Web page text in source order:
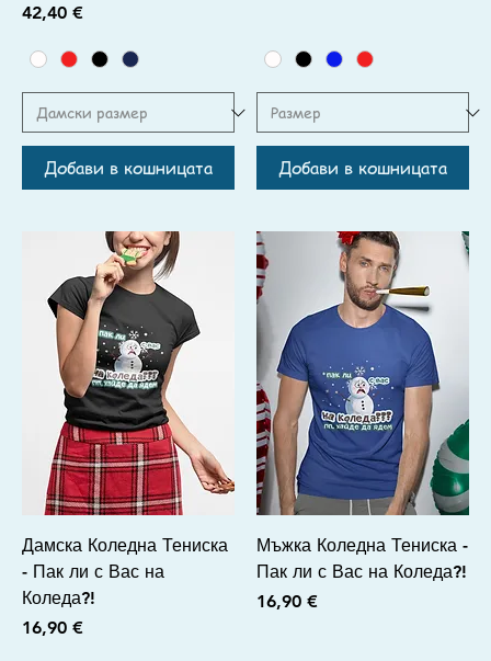
Цена
42,40 €
Добави в кошницата Добави в кошницата
Дамска Коледна Тениска
- Пак ли с Вас на
Коледа?!
Цена
16,90 €
Мъжка Коледна Тениска -
Пак ли с Вас на Коледа?!
Цена
16,90 €